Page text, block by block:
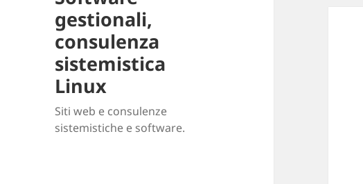
gestionali,
consulenza
sistemistica
Linux
Siti web e consulenze
sistemistiche e software.